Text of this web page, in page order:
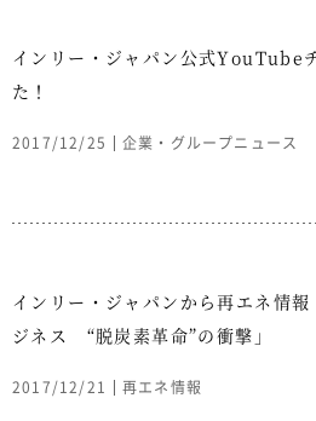
インリー・ジャパン公式YouTube
た！
2017/12/25 企業・グループニュース
インリー・ジャパンから再エネ
ジネス “脱炭素革命”の衝撃」
2017/12/21 再エネ情報